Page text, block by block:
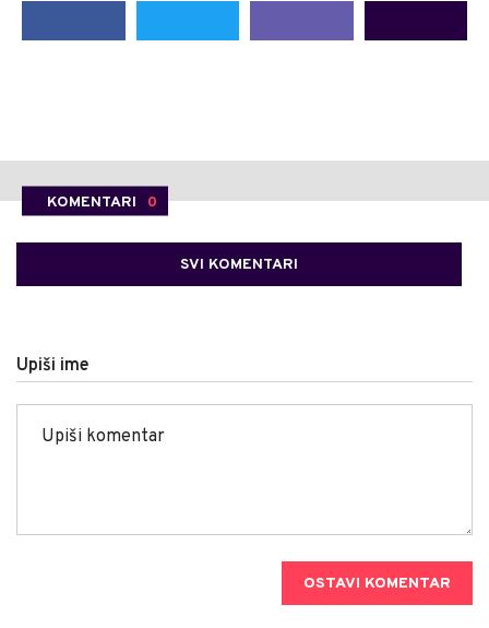
KOMENTARI 0
SVI KOMENTARI
Upiši ime
OSTAVI KOMENTAR